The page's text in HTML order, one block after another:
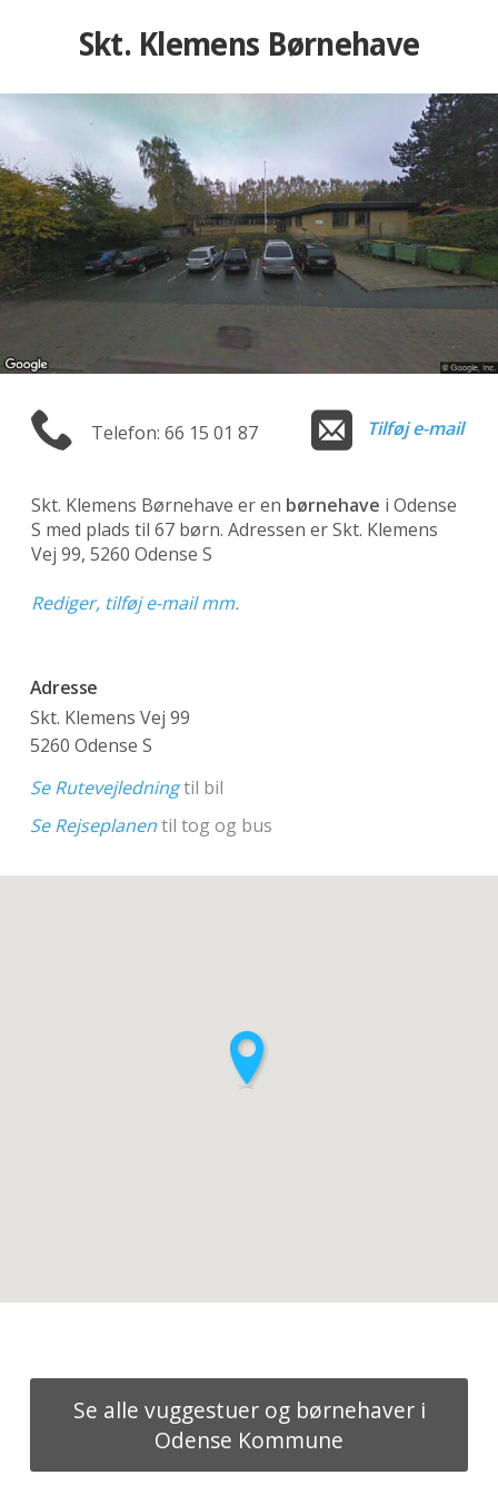
Skt. Klemens Børnehave
Telefon: 66 15 01 87 Tilføj e-mail
Skt. Klemens Børnehave er en børnehave i Odense
S med plads til 67 børn. Adressen er Skt. Klemens
Vej 99, 5260 Odense S
Rediger, tilføj e-mail mm.
Adresse
Skt. Klemens Vej 99
5260 Odense S
Se Rutevejledningtil bil
Se Rejseplanentil tog og bus
Se alle vuggestuer og børnehaver i
Odense Kommune